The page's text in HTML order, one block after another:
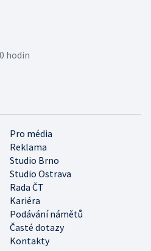
Pro média
Reklama
Studio Brno
Studio Ostrava
Rada ČT
Kariéra
Podávání námětů
Časté dotazy
Kontakty
hodin